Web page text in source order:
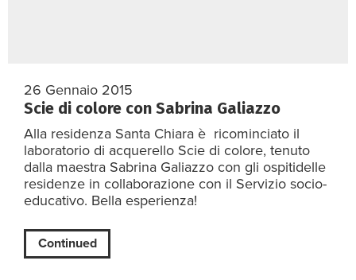
26 Gennaio 2015
Scie di colore con Sabrina Galiazzo
Alla residenza Santa Chiara è ricominciato il
laboratorio di acquerello Scie di colore, tenuto
dalla maestra Sabrina Galiazzo con gli ospitidelle
residenze in collaborazione con il Servizio socio-
educativo. Bella esperienza!
Continued